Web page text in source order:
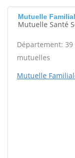
Mutuelle
Mutuelle Santé
Département: 39
mutuelles
Mutuelle